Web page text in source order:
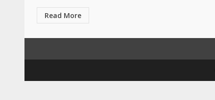
Read More